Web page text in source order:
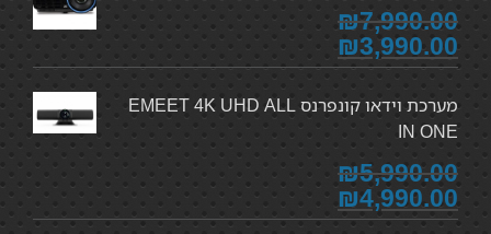
₪7,990.00
₪3,990.00
מערכת וידאו קונפרנס EMEET 4K UHD ALL
IN ONE
₪5,990.00
₪4,990.00